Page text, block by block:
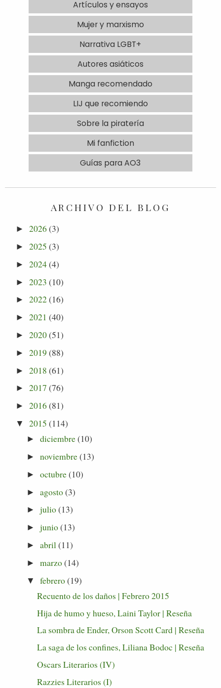
Artículos y ensayos
Mujer y marxismo
Narrativa LGBT+
Autores asiáticos
Manga recomendado
LIJ que recomiendo
Sobre la piratería
Mi fanfiction
Guías para AO3
ARCHIVO DEL BLOG
►2026(3)
►2025 (3)
►2024(4)
►2023 (10)
►2022(16)
►2021 (40)
►2020(51)
►2019 (88)
►2018 (61)
►2017 (76)
►2016(81)
▼ 2015 (114)
► diciembre(10)
► noviembre(13)
► octubre(10)
► agosto(3)
► julio(13)
► junio(13)
► abril(11)
► marzo(14)
▼ febrero(19)
Recuento de los daños | Febrero 2015
Hija de humo y hueso, Laini Taylor | Reseña
La sombra de Ender, Orson Scott Card | Reseña
La saga de los confines, Liliana Bodoc | Reseña
Oscars Literarios (IV)
Razzies Literarios (I)